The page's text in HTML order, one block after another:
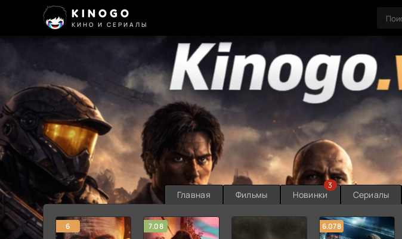
KINOGO
КИНО И СЕРИАЛЫ
Главная Фильмы Новинки
3
Сериалы
6 7.08 6.078